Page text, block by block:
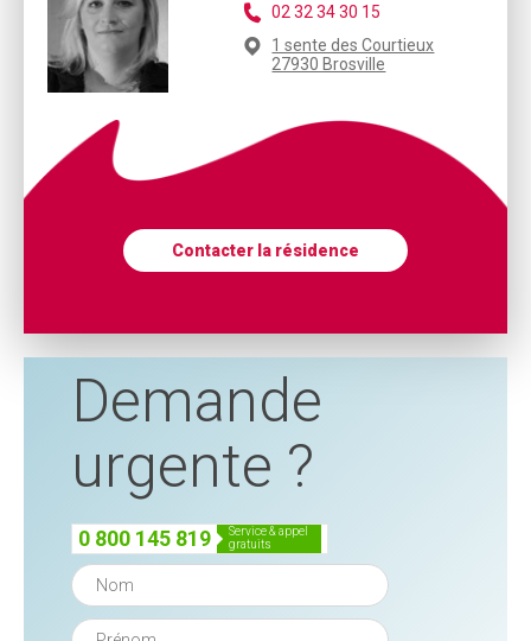
02 32 34 30 15
1 sente des Courtieux
27930 Brosville
Contacter la résidence
Demande
urgente ?
0 800 145 819
service & appel
gratuits